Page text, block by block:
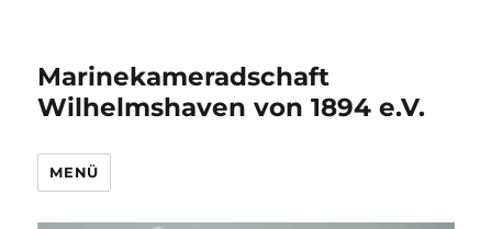
Marinekameradschaft
Wilhelmshaven von 1894 e.V.
MENÜ